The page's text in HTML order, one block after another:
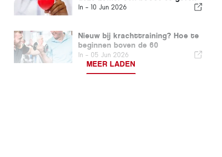
In - 10 Jun 2026
Nieuw bij krachttraining? Hoe te
beginnen boven de 60
In - 05 Jun 2026
MEER LADEN